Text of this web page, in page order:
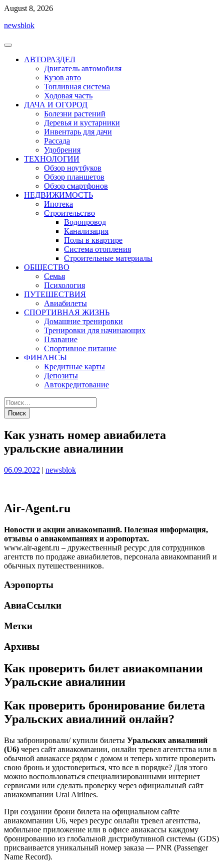
Перейти
содержимому
August 8, 2026
newsblok
АВТОРАЗДЕЛ
Двигатель автомобиля
Кузов авто
Топливная система
Ходовая часть
ДАЧА И ОГОРОД
Болезни растений
Деревья и кустарники
Инвентарь для дачи
Рассада
Удобрения
ТЕХНОЛОГИИ
Обзор ноутбуков
Обзор планшетов
Обзор смартфонов
НЕДВИЖИМОСТЬ
Ипотека
Строительство
Водопровод
Канализация
Полы в квартире
Система отопления
Строительные материалы
ОБЩЕСТВО
Семья
Психология
ПУТЕШЕСТВИЯ
Авиабилеты
СПОРТИВНАЯ ЖИЗНЬ
Домашние тренировки
Тренировки для начинающих
Плавание
Спортивное питание
ФИНАНСЫ
Кредитные карты
Депозиты
Автокредитование
Как узнать номер авиабилета
уральские авиалинии
Опубликовано
06.09.2022 | Опубликовано
newsblok
Air-Agent.ru
Новости и акции авиакомпаний. Полезная информация,
отзывы о авиакомпаниях и аэропортах.
www.air-agent.ru – дружественный ресурс для сотрудников
агентств по продаже авиабилетов, персонала авиакомпаний и
обычных путешественников.
Аэропорты
АвиаСсылки
Метки
Архивы
Как проверить билет авиакомпании
Уральские авиалинии
Как проверить бронирование билета
Уральских авиалиний онлайн?
Вы забронировали/ купили билеты Уральских авиалиний
(U6) через сайт авиакомпании, онлайн тревел агентства или в
обычной авиакассе рядом с домом и теперь хотите проверить
свою бронь и удостовериться, что все в порядке? Для этого
можно воспользоваться специализированными интернет
сервисами или сделать проверку через официальный сайт
авиакомпании Ural Airlines.
При создании брони билета на официальном сайте
авиакомпании U6, через ресурс онлайн тревел агентства,
мобильное приложение или в офисе авиакассы каждому
бронированию из глобальной дистрибутивной системы (GDS)
присваивается уникальный номер заказа — PNR (Passenger
Name Record).